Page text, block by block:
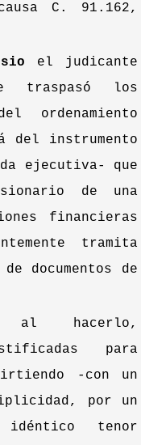
C. 91.162,
el judicante
traspasó los
instrumento
ejecutiva- que
de una
financieras
tramita
documentos de
al hacerlo,
para
-con un
por un
tenor